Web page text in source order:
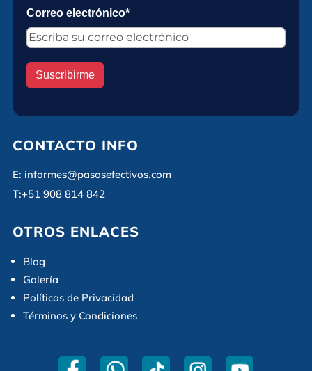
Correo electrónico*
Suscribirme
CONTACTO INFO
E: informes@pasosefectivos.com
T:+51 908 814 842
OTROS ENLACES
Blog
Galería
Políticas de Privacidad
Términos y Condiciones